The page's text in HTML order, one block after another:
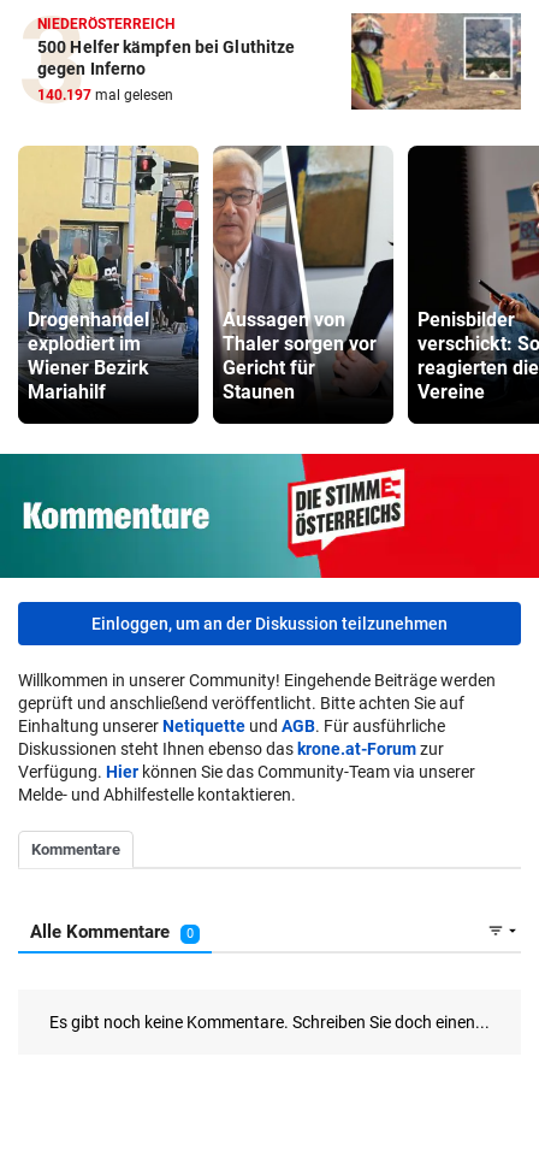
NIEDERÖSTERREICH
500 Helfer kämpfen bei Gluthitze
gegen Inferno
140.197 mal gelesen
Drogenhandel
explodiert im
Wiener Bezirk
Mariahilf
Aussagen von
Thaler sorgen vor
Gericht für
Staunen
Penisbilder
verschickt: So
reagierten die
Vereine
Einloggen, um an der Diskussion teilzunehmen
Willkommen in unserer Community! Eingehende Beiträge werden
geprüft und anschließend veröffentlicht. Bitte achten Sie auf
Einhaltung unsererNetiquette und AGB. Für ausführliche
Diskussionen steht Ihnen ebenso das krone.at-Forumzur
Verfügung. Hier können Sie das Community-Team via unserer
Melde- und Abhilfestelle kontaktieren.